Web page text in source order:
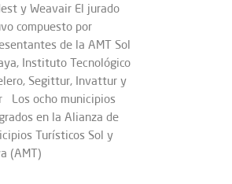
y Weavair El jurado
compuesto por
de la AMT Sol
Instituto Tecnológico
Segittur, Invattur y
Los ocho municipios
en la Alianza de
Turísticos Sol y
(AMT)